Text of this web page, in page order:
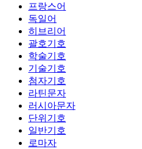
프랑스어
독일어
히브리어
괄호기호
학술기호
기술기호
첨자기호
라틴문자
러시아문자
단위기호
일반기호
로마자